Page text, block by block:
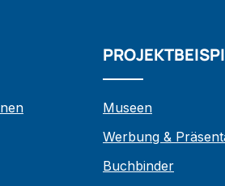
Museen
Werbung &
Buchbinder